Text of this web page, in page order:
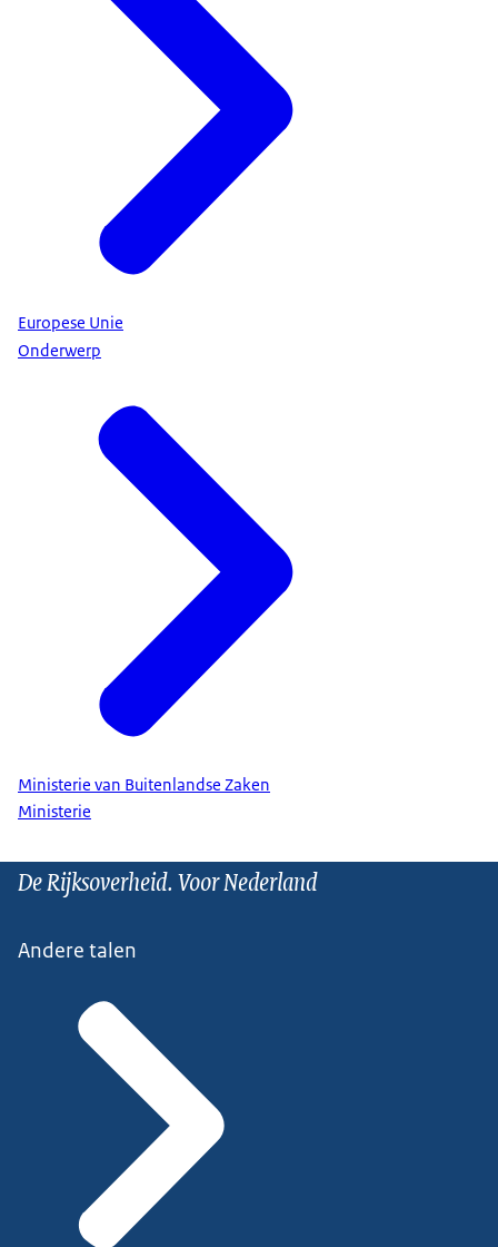
Europese Unie
Onderwerp
Ministerie van Buitenlandse Zaken
Ministerie
De Rijksoverheid. Voor Nederland
Andere talen